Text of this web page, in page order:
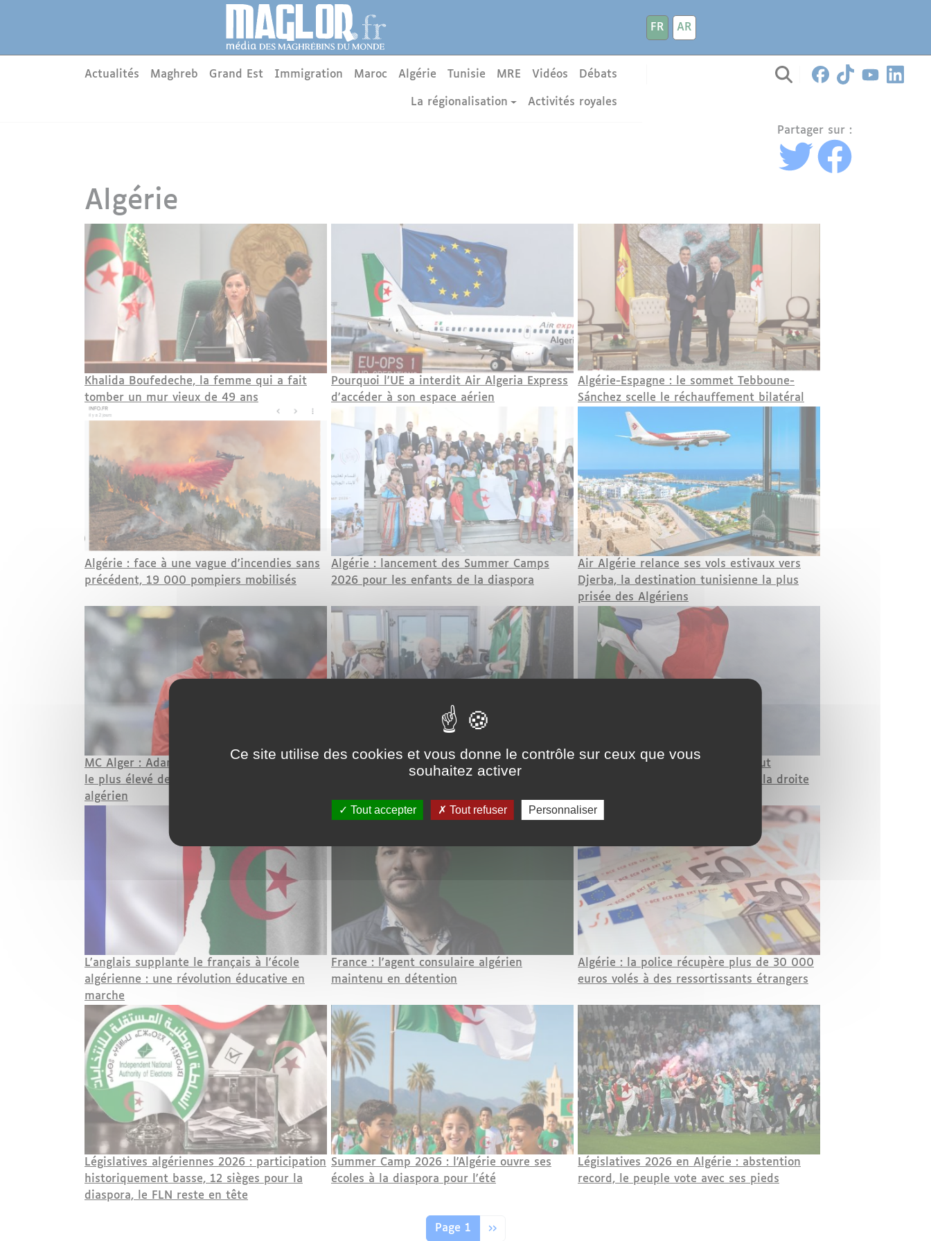
FR
AR
Main menu
Actualités Maghreb Grand Est Immigration Maroc Algérie Tunisie MRE Vidéos Débats
La régionalisation Activités royales
Partager sur :
Algérie
Khalida Boufedeche, la femme qui a fait
tomber un mur vieux de 49 ans
Pourquoi l'UE a interdit Air Algeria Express
d'accéder à son espace aérien
Algérie-Espagne : le sommet Tebboune-
Sánchez scelle le réchauffement bilatéral
Algérie : face à une vague d'incendies sans
précédent, 19 000 pompiers mobilisés
Algérie : lancement des Summer Camps
2026 pour les enfants de la diaspora
Air Algérie relance ses vols estivaux vers
Djerba, la destination tunisienne la plus
prisée des Algériens
MC Alger : Adam Ounas réclame le salaire
le plus élevé de l'histoire du championnat
algérien
Algérie : Tebboune inaugure le Centre
Visas pour l'Algérie : la France veut
retrouver le niveau d'avant-crise, la droite
L'anglais supplante le français à l'école
algérienne : une révolution éducative en
marche
France : l'agent consulaire algérien
maintenu en détention
Algérie : la police récupère plus de 30 000
euros volés à des ressortissants étrangers
Législatives algériennes 2026 : participation
historiquement basse, 12 sièges pour la
diaspora, le FLN reste en tête
Summer Camp 2026 : l'Algérie ouvre ses
écoles à la diaspora pour l'été
Législatives 2026 en Algérie : abstention
record, le peuple vote avec ses pieds
Page 1 Page suivante
››
Ce site utilise des cookies et vous donne le contrôle sur ceux que vous
souhaitez activer
Tout accepter Tout refuser Personnaliser